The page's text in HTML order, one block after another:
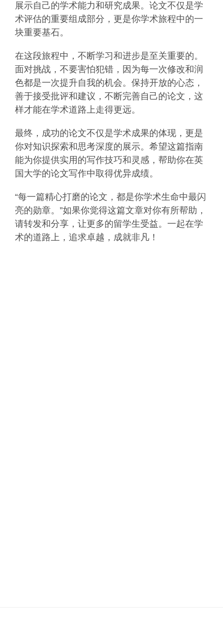
展示自己的学术能力和研究成果。论文不仅是学
术评估的重要组成部分，更是你学术旅程中的一
块重要基石。
在这段旅程中，不断学习和进步是至关重要的。
面对挑战，不要害怕犯错，因为每一次修改和润
色都是一次提升自我的机会。保持开放的心态，
善于接受批评和建议，不断完善自己的论文，这
样才能在学术道路上走得更远。
最终，成功的论文不仅是学术成果的体现，更是
你对知识探索和思考深度的展示。希望这篇指南
能为你提供实用的写作技巧和灵感，帮助你在英
国大学的论文写作中取得优异成绩。
“每一篇精心打磨的论文，都是你学术生命中最闪
亮的勋章。”如果你觉得这篇文章对你有所帮助，
请转发和分享，让更多的留学生受益。一起在学
术的道路上，追求卓越，成就非凡！